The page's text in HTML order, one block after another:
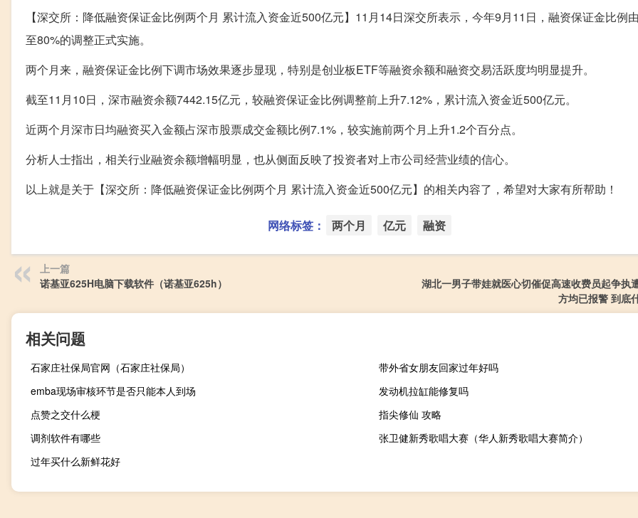
【深交所：降低融资保证金比例两个月 累计流入资金近500亿元】11月14日深交所表示，今年9月11日，融资保证金比例
至80%的调整正式实施。
两个月来，融资保证金比例下调市场效果逐步显现，特别是创业板ETF等融资余额和融资交易活跃度均明显提升。
截至11月10日，深市融资余额7442.15亿元，较融资保证金比例调整前上升7.12%，累计流入资金近500亿元。
近两个月深市日均融资买入金额占深市股票成交金额比例7.1%，较实施前两个月上升1.2个百分点。
分析人士指出，相关行业融资余额增幅明显，也从侧面反映了投资者对上市公司经营业绩的信心。
以上就是关于【深交所：降低融资保证金比例两个月 累计流入资金近500亿元】的相关内容了，希望对大家有所帮助！
网络标签： 两个月 亿元 融资
上一篇
诺基亚625H电脑下载软件（诺基亚625h）
湖北一男子带娃就医心切催促高速收费员起争执
方均已报警 到底
相关问题
石家庄社保局官网（石家庄社保局）
带外省女朋友回家过年好吗
emba现场审核环节是否只能本人到场
发动机拉缸能修复吗
点赞之交什么梗
指尖修仙 攻略
调剂软件有哪些
张卫健新秀歌唱大赛（华人新秀歌唱大赛简介）
过年买什么新鲜花好